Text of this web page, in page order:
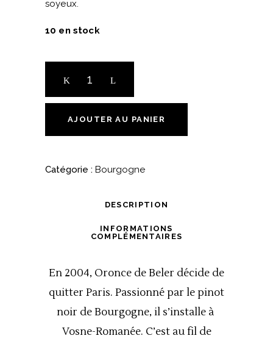
soyeux.
10 en stock
Rouge
2018
Romane
AJOUTER AU PANIER
Catégorie : Bourgogne
DESCRIPTION
INFORMATIONS
COMPLÉMENTAIRES
En 2004, Oronce de Beler décide de
quitter Paris. Passionné par le pinot
noir de Bourgogne, il s’installe à
Vosne-Romanée. C’est au fil de